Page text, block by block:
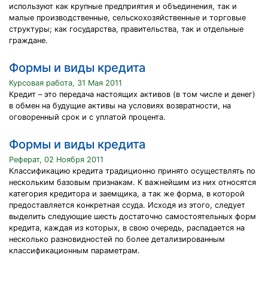
используют как крупные предприятия и объединения, так и
малые производственные, сельскохозяйственные и торговые
структуры; как государства, правительства, так и отдельные
граждане.
Формы и виды кредита
Курсовая работа, 31 Мая 2011
Кредит – это передача настоящих активов (в том числе и денег)
в обмен на будущие активы на условиях возвратности, на
оговоренный срок и с уплатой процента.
Формы и виды кредита
Реферат, 02 Ноября 2011
Классификацию кредита традиционно принято осуществлять по
нескольким базовым признакам. К важнейшим из них относятся
категория кредитора и заемщика, а так же форма, в которой
предоставляется конкретная ссуда. Исходя из этого, следует
выделить следующие шесть достаточно самостоятельных форм
кредита, каждая из которых, в свою очередь, распадается на
несколько разновидностей по более детализированным
классификационным параметрам.